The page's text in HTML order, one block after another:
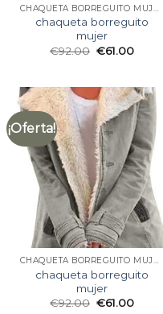
CHAQUETA BORREGUITO MUJER
chaqueta borreguito
mujer
€92.00 €61.00
¡Oferta!
CHAQUETA BORREGUITO MUJER
chaqueta borreguito
mujer
€92.00 €61.00